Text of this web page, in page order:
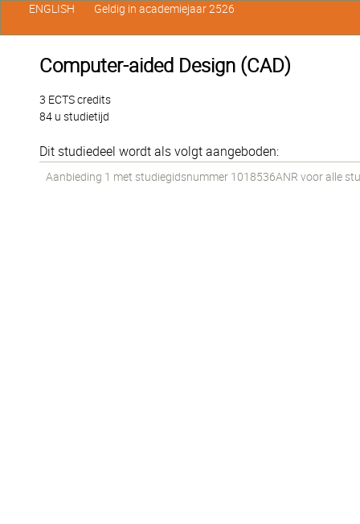
Computer-aided Design (CAD)
3 ECTS credits
84 u studietijd
Dit studiedeel wordt als volgt aangeboden:
Aanbieding 1 met studiegidsnummer 1018536ANR voor alle
ENGLISH Geldig in academiejaar 2526